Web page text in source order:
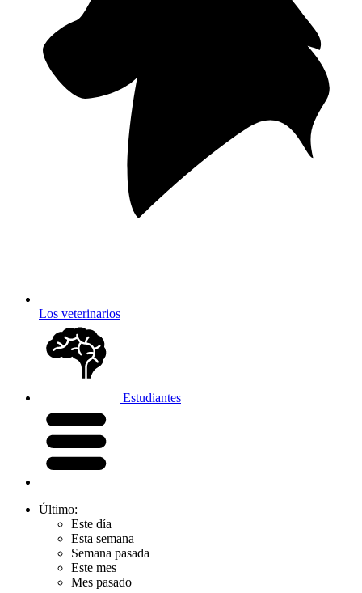
Los veterinarios
Estudiantes
Último:
Este día
Esta semana
Semana pasada
Este mes
Mes pasado